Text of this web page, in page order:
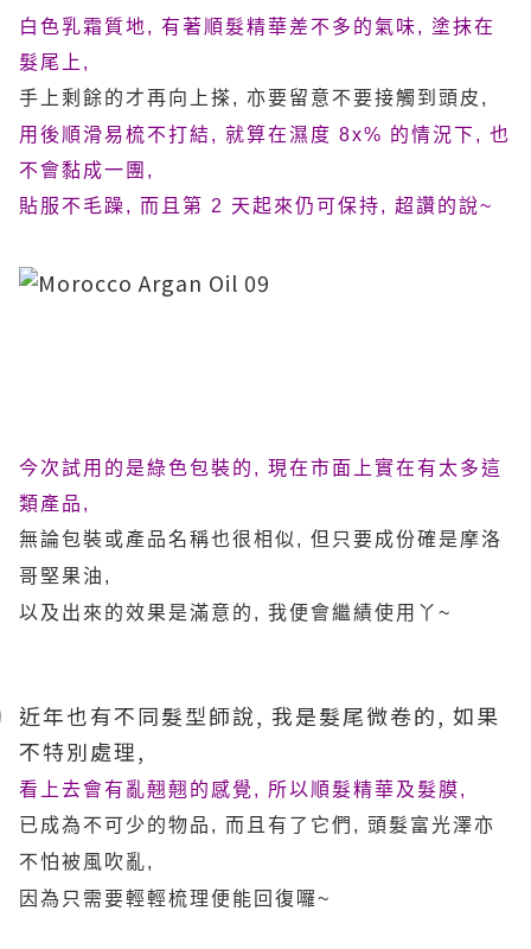
白色乳霜質地, 有著順髮精華差不多的氣味, 塗抹在
髮尾上,
手上剩餘的才再向上搽, 亦要留意不要接觸到頭皮,
用後順滑易梳不打結, 就算在濕度 8x% 的情況下, 也
不會黏成一團,
貼服不毛躁, 而且第 2 天起來仍可保持, 超讚的說~
今次試用的是綠色包裝的, 現在市面上實在有太多這
類產品,
無論包裝或產品名稱也很相似, 但只要成份確是摩洛
哥堅果油,
以及出來的效果是滿意的, 我便會繼績使用丫~
近年也有不同髮型師說, 我是髮尾微卷的, 如果
不特別處理,
看上去會有亂翹翹的感覺, 所以 順髮精華及髮膜,
已成為不可少的物品, 而且有了它們, 頭髮富光澤亦
不怕被風吹亂,
因為只需要輕輕梳理便能回復囉~